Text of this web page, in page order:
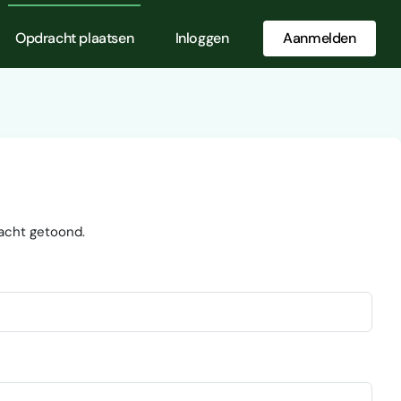
Opdracht plaatsen Inloggen Aanmelden
getoond.